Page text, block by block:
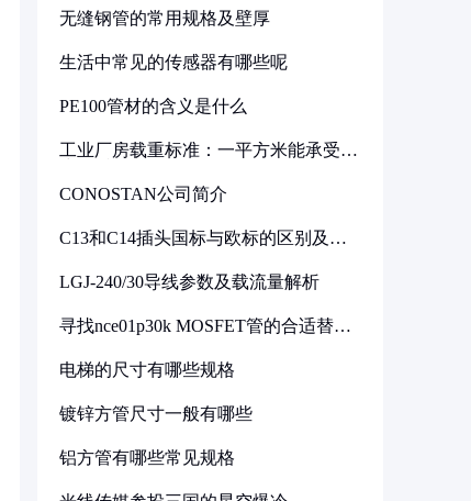
无缝钢管的常用规格及壁厚
生活中常见的传感器有哪些呢
PE100管材的含义是什么
工业厂房载重标准：一平方米能承受多
CONOSTAN公司简介
C13和C14插头国标与欧标的区别及其
LGJ-240/30导线参数及载流量解析
寻找nce01p30k MOSFET管的合适替代
电梯的尺寸有哪些规格
镀锌方管尺寸一般有哪些
铝方管有哪些常见规格